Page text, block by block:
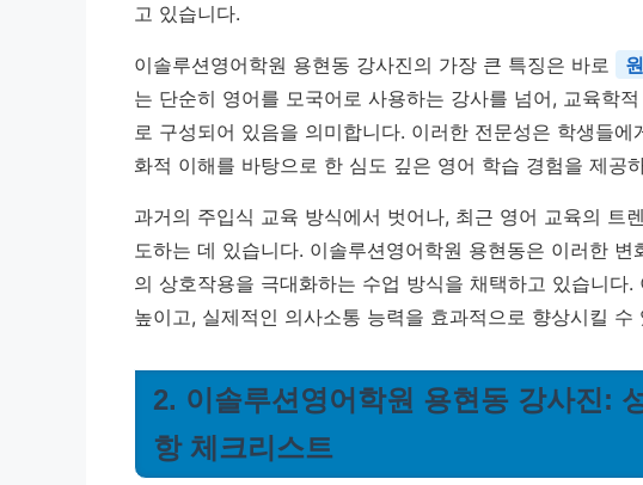
고 있습니다.
이솔루션영어학원 용현동 강사진의 가장 큰 특징은 바로
는 단순히 영어를 모국어로 사용하는 강사를 넘어, 교육학
로 구성되어 있음을 의미합니다. 이러한 전문성은 학생들
화적 이해를 바탕으로 한 심도 깊은 영어 학습 경험을 제공
과거의 주입식 교육 방식에서 벗어나, 최근 영어 교육의 트
도하는 데 있습니다. 이솔루션영어학원 용현동은 이러한
의 상호작용을 극대화하는 수업 방식을 채택하고 있습니다
높이고, 실제적인 의사소통 능력을 효과적으로 향상시킬 수
2. 이솔루션영어학원 용현동 강사진:
항 체크리스트